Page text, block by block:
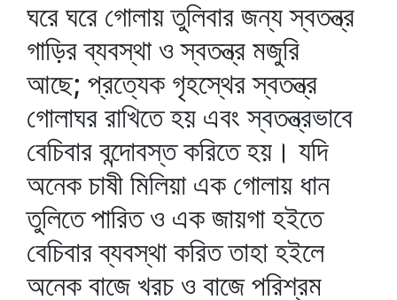
ঘরে ঘরে গোলায় তুলিবার জন্য স্বতন্ত্র
গাড়ির ব্যবস্থা ও স্বতন্ত্র মজুরি
আছে; প্রত্যেক গৃহস্থের স্বতন্ত্র
গোলাঘর রাখিতে হয় এবং স্বতন্ত্রভাবে
বেচিবার বন্দোবস্ত করিতে হয়। যদি
অনেক চাষী মিলিয়া এক গোলায় ধান
তুলিতে পারিত ও এক জায়গা হইতে
বেচিবার ব্যবস্থা করিত তাহা হইলে
অনেক বাজে খরচ ও বাজে পরিশ্রম